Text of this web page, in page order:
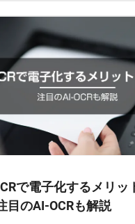
で電子化するメリッ
目のAI-OCRも解説